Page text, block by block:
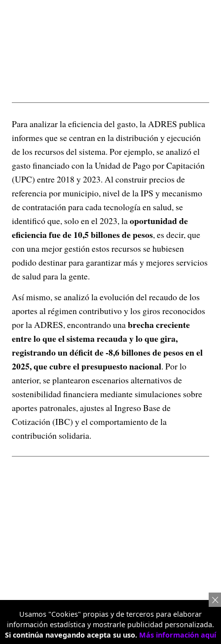
Para analizar la eficiencia del gasto, la ADRES publica
informes que se centran en la distribución y ejecución
de los recursos del sistema. Por ejemplo, se analizó el
gasto financiado con la Unidad de Pago por Capitación
(UPC) entre 2018 y 2023. Al construir precios de
referencia por municipio, nivel de la IPS y mecanismo
de contratación para cada tecnología en salud, se
identificó que, solo en el 2023, laoportunidad de
eficiencia fue de 10,5 billones de pesos, es decir, que
con una mejor gestión estos recursos se hubiesen
podido destinar para garantizar más y mejores servicios
de salud para la gente.
Así mismo, se analizó la evolución del recaudo de los
aportes al régimen contributivo y los giros reconocidos
por la ADRES, encontrando unabrecha creciente
entre lo que el sistema recauda y lo que gira,
registrando un déficit de -8,6 billones de pesos en el
2025, que cubre el presupuesto nacional. Por lo
anterior, se plantearon escenarios alternativos de
sostenibilidad financiera mediante simulaciones sobre
aportes patronales, ajustes al Ingreso Base de
Cotización (IBC) y el comportamiento de la
contribución solidaria.
También, se realizó la primera radiografía técnica
Usamos "Cookies" propias y de terceros para elaborar
información estadística y mostrarle publicidad personalizada.
Si continúa navegando acepta su uso. Más información aquí